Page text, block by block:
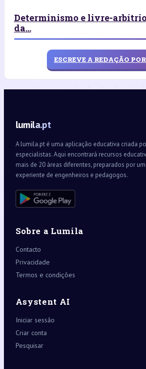
Determinismo e livre-
da...
ESCREVE A REDAÇÃO
lumila.pt
A lumila.pt é uma aplicação educativa criada
especialistas. Aqui encontrará recursos
mais de 20 áreas diferentes, preparados por
experiente de engenheiros e pedagogos.
Sobre a Lumila
Contacto
Privacidade
Termos e condições
Asystent AI
Iniciar sessão
Criar conta
Pesquisar